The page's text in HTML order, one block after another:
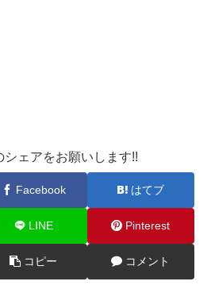
シェアをお願いします!!
Facebook はてブ
LINE Pinterest
コピー コメント